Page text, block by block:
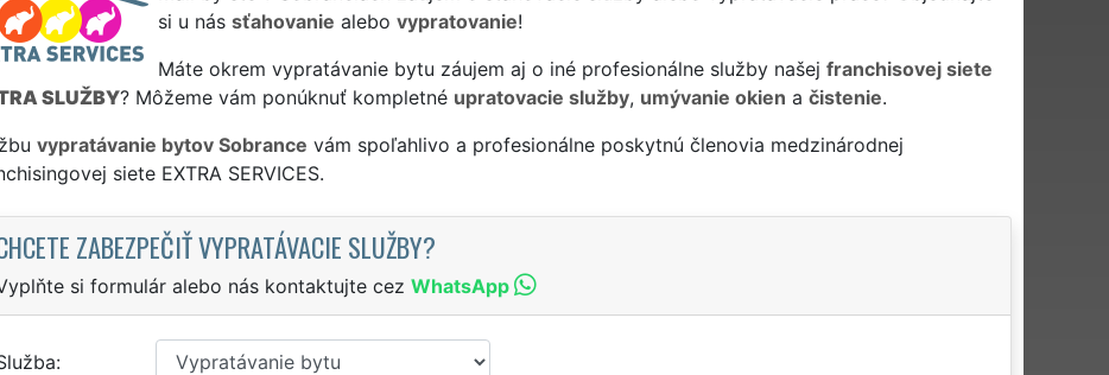
si u nás sťahovanie alebo vypratovanie!
Máte okrem vypratávanie bytu záujem aj o iné profesionálne služby našej franchisovej siete
SLUŽBY? Môžeme vám ponúknuť kompletné upratovacie služby, umývanie okien a čistenie.
vypratávanie bytov Sobrance vám spoľahlivo a profesionálne poskytnú členovia medzinárodnej
siete EXTRA SERVICES.
ZABEZPEČIŤ VYPRATÁVACIE SLUŽBY?
si formulár alebo nás kontaktujte cez WhatsApp